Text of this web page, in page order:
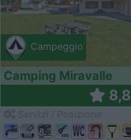
Campeggio
Camping Miravalle
8,8